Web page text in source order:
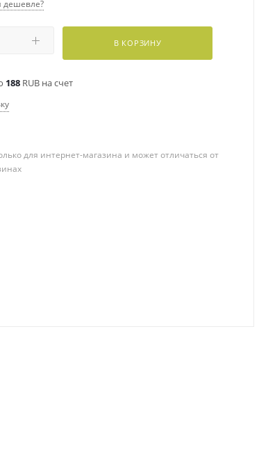
В КОРЗИНУ
188RUB на счет
для интернет-магазина и может отличаться от